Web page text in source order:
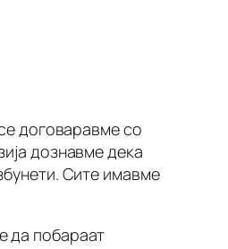
договаравме со
дознавме дека
Сите имавме
да побараат